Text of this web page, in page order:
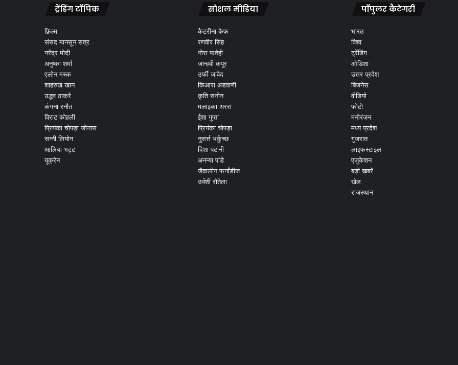
ट्रेंडिंग टॉपिक
फ़िल्म
संसद मानसून सत्र
नरेंद्र मोदी
अनुष्का शर्मा
एलोन मस्क
शाहरुख खान
उद्धव ठाकरे
कंगना रनौत
विराट कोहली
प्रियंका चोपड़ा जोनास
सन्नी लियोन
आलिया भट्ट
यूक्रेन
सोशल मीडिया
कैटरीना कैफ
रणवीर सिंह
नोरा फतेही
जान्हवी कपूर
उर्फी जावेद
किआरा अडवाणी
कृति सनोन
मलाइका अररा
ईशा गुप्ता
प्रियंका चोपड़ा
नुसर्त्त भर्कुच्छ
दिशा पटानी
अनन्या पांडे
जैकलीन फर्नांडीज
उर्वशी रौतेला
पॉपुलर कैटेगरी
भारत
विश्व
ट्रेंडिंग
ओडिशा
उत्तर प्रदेश
बिजनेस
वीडियो
फोटो
मनोरंजन
मध्य प्रदेश
गुजरात
लाइफस्टाइल
एजुकेशन
बड़ी ख़बरें
खेल
राजस्थान